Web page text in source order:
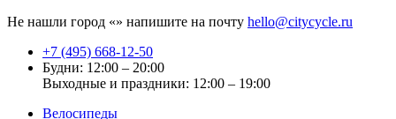
Не нашли город «» напишите на почту hello@citycycle.ru
+7 (495) 668-12-50
Будни: 12:00 – 20:00
Выходные и праздники: 12:00 – 19:00
Велосипеды